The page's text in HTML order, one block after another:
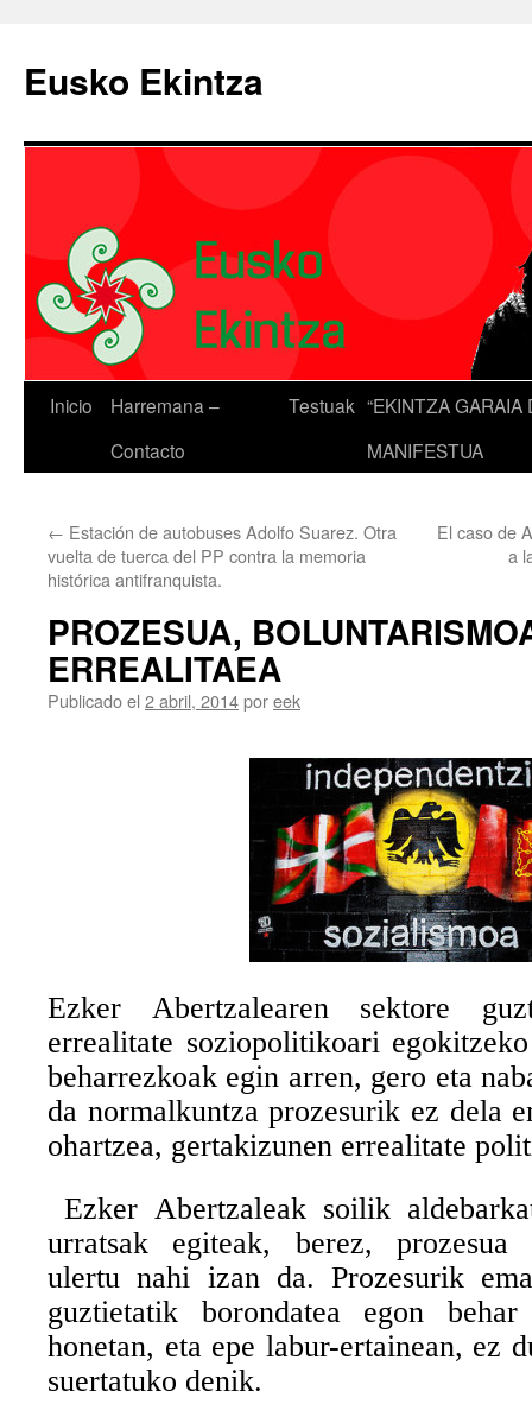
Eusko Ekintza
Inicio
Harremana –
Contacto
Testuak “EKINTZA GARAIA
MANIFESTUA
← Estación de autobuses Adolfo Suarez. Otra
vuelta de tuerca del PP contra la memoria
histórica antifranquista.
El caso de
a
PROZESUA,
ERREALITAEA
Publicado el 2 abril, 2014poreek
Ezker Abertzalearen sektore
errealitate soziopolitikoari
beharrezkoak egin arren, gero eta
da normalkuntza prozesurik ez dela
ohartzea, gertakizunen errealitate
Ezker Abertzaleak soilik
urratsak egiteak, berez, prozesua
ulertu nahi izan da. Prozesurik
guztietatik borondatea egon
honetan, eta epe labur-ertainean, ez
suertatuko denik.